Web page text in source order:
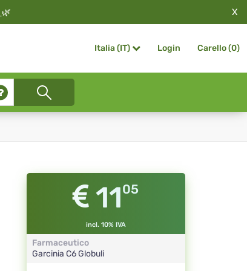
🌿 X
Italia (IT) Login Carello (0)
1105
incl. 10% IVA
Farmaceutico
Garcinia C6 Globuli